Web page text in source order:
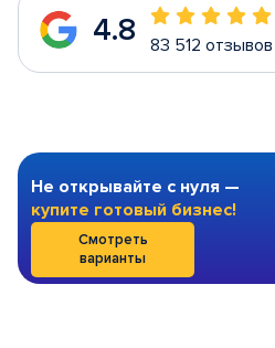
4.8 83 512 отзывов
Не открывайте с нуля —
купите готовый бизнес!
Смотреть
варианты